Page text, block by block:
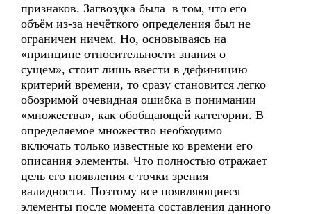
признаков. Загвоздка была в том, что его
объём из-за нечёткого определения был не
ограничен ничем. Но, основываясь на
«принципе относительности знания о
сущем», стоит лишь ввести в дефиницию
критерий времени, то сразу становится легко
обозримой очевидная ошибка в понимании
«множества», как обобщающей категории. В
определяемое множество необходимо
включать только известные ко времени его
описания элементы. Что полностью отражает
цель его появления с точки зрения
валидности. Поэтому все появляющиеся
элементы после момента составления данного